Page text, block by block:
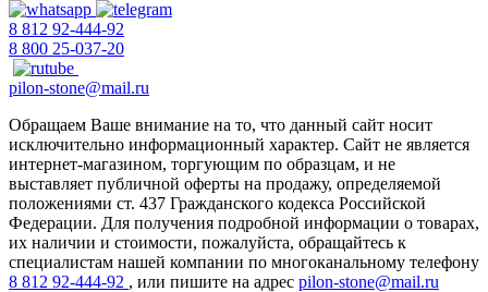
8 812 92-444-92
8 800 25-037-20
pilon-stone@mail.ru
Обращаем Ваше внимание на то, что данный сайт носит
исключительно информационный характер. Сайт не является
интернет-магазином, торгующим по образцам, и не
выставляет публичной оферты на продажу, определяемой
положениями ст. 437 Гражданского кодекса Российской
Федерации. Для получения подробной информации о товарах,
их наличии и стоимости, пожалуйста, обращайтесь к
специалистам нашей компании по многоканальному телефону
8 812 92-444-92 , или пишите на адрес pilon-stone@mail.ru